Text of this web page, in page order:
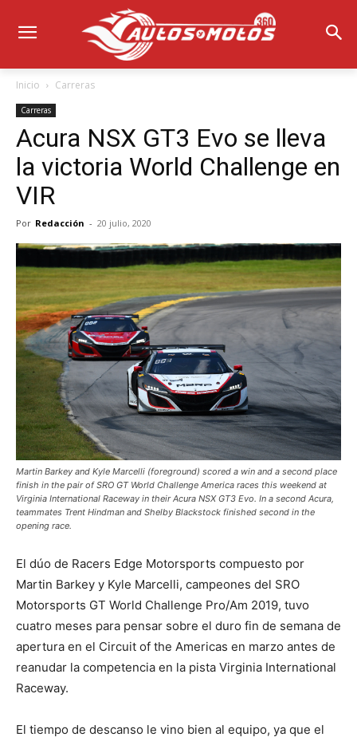
Inicio Carreras
Carreras
Acura NSX GT3 Evo se lleva
la victoria World Challenge en
VIR
Por Redacción - 20 julio, 2020
Martin Barkey and Kyle Marcelli (foreground) scored a win and a second place
finish in the pair of SRO GT World Challenge America races this weekend at
Virginia International Raceway in their Acura NSX GT3 Evo. In a second Acura,
teammates Trent Hindman and Shelby Blackstock finished second in the
opening race.
El dúo de Racers Edge Motorsports compuesto por
Martin Barkey y Kyle Marcelli, campeones del SRO
Motorsports GT World Challenge Pro/Am 2019, tuvo
cuatro meses para pensar sobre el duro fin de semana de
apertura en el Circuit of the Americas en marzo antes de
reanudar la competencia en la pista Virginia International
Raceway.
El tiempo de descanso le vino bien al equipo, ya que el